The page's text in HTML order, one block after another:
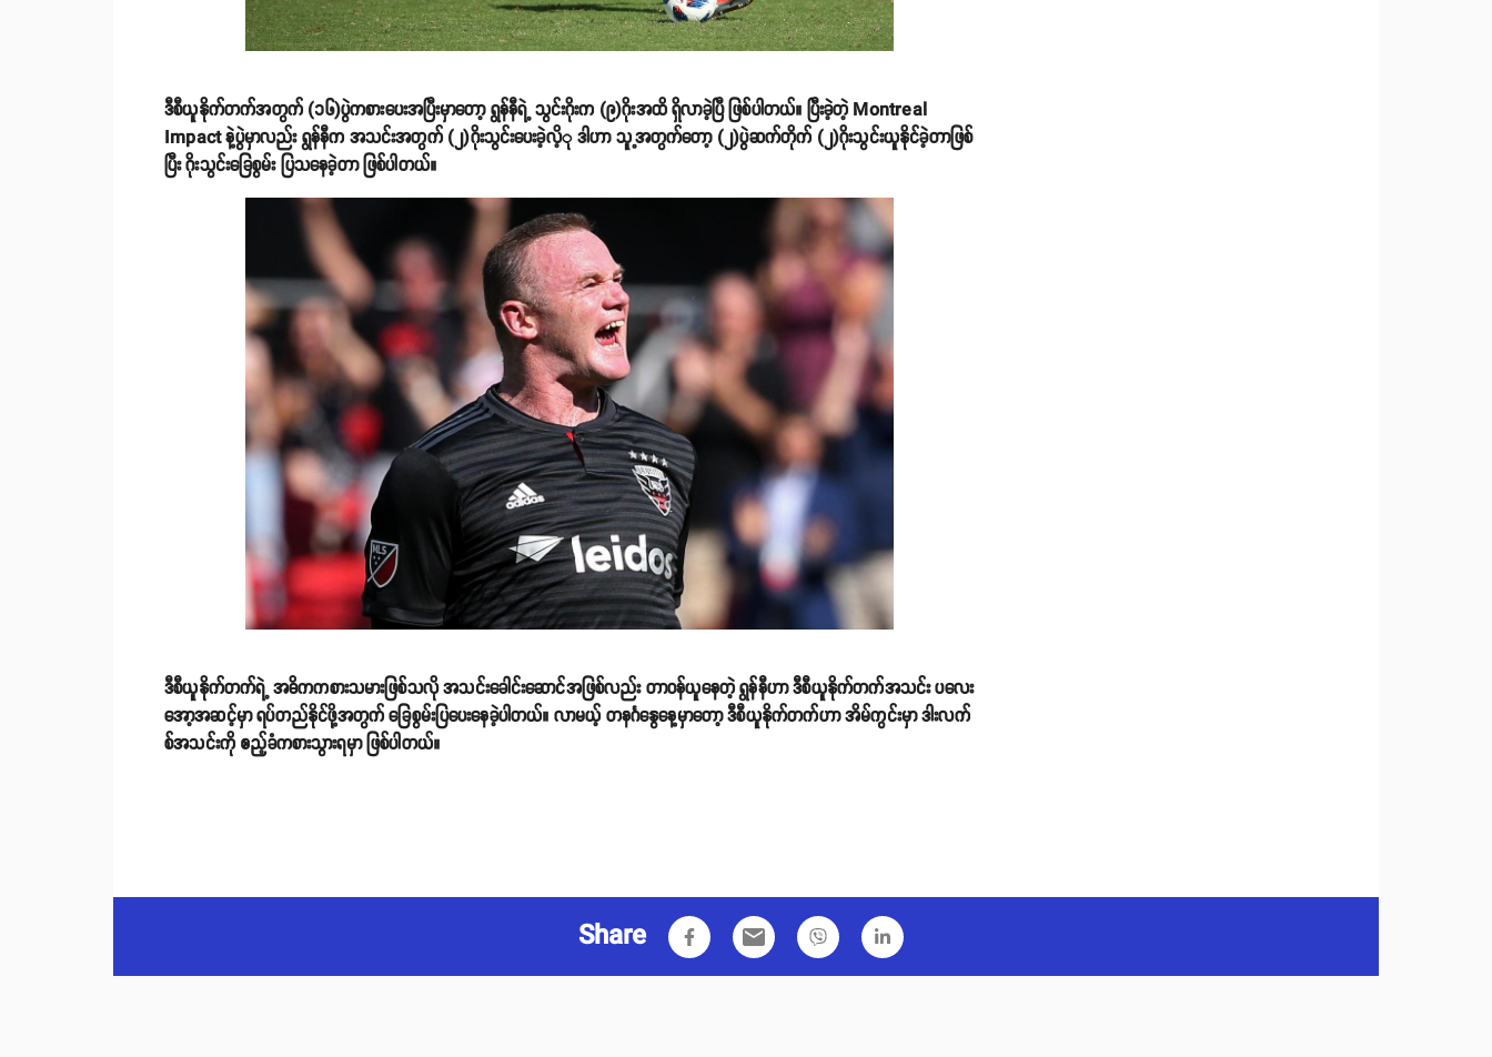
ဒီစီယူနိုက်တက်အတွက် (၁၆)ပွဲကစားပေးအပြီးမှာတော့ ရွန်နီရဲ့ သွင်းဂိုးက (၉)ဂိုးအထိ ရှိလာခဲ့ပြီ ဖြစ်ပါတယ်။ ပြီးခဲ့တဲ့ Montreal
Impact နဲ့ပွဲမှာလည်း ရွန်နီက အသင်းအတွက် (၂)ဂိုးသွင်းပေးခဲ့လိ့ု ဒါဟာ သူ့အတွက်တော့ (၂)ပွဲဆက်တိုက် (၂)ဂိုးသွင်းယူနိုင်ခဲ့တာဖြစ်
ပြီး ဂိုးသွင်းခြေစွမ်း ပြသနေခဲ့တာ ဖြစ်ပါတယ်။
ဒီစီယူနိုက်တက်ရဲ့ အဓိကကစားသမားဖြစ်သလို အသင်းခေါင်းဆောင်အဖြစ်လည်း တာဝန်ယူနေတဲ့ ရွန်နီဟာ ဒီစီယူနိုက်တက်အသင်း ပလေး
အော့အဆင့်မှာ ရပ်တည်နိုင်ဖို့အတွက် ခြေစွမ်းပြပေးနေခဲ့ပါတယ်။ လာမယ့် တနင်္ဂနွေနေ့မှာတော့ ဒီစီယူနိုက်တက်ဟာ အိမ်ကွင်းမှာ ဒါးလက်
စ်အသင်းကို ဧည့်ခံကစားသွားရမှာ ဖြစ်ပါတယ်။
Share email